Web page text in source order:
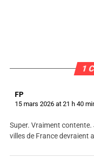
1
FP
15 mars 2026 at 21 h 40
Super. Vraiment contente.
villes de France devraient